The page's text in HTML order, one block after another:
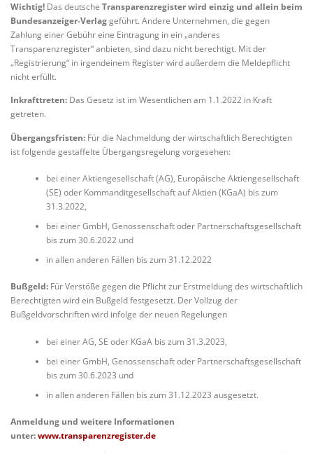
Wichtig! Das deutsche Transparenzregister wird einzig und allein beim
Bundesanzeiger-Verlaggeführt. Andere Unternehmen, die gegen
Zahlung einer Gebühr eine Eintragung in ein „anderes
Transparenzregister“ anbieten, sind dazu nicht berechtigt. Mit der
„Registrierung“ in irgendeinem Register wird außerdem die Meldepflicht
nicht erfüllt.
Inkrafttreten: Das Gesetz ist im Wesentlichen am 1.1.2022 in Kraft
getreten.
Übergangsfristen: Für die Nachmeldung der wirtschaftlich Berechtigten
ist folgende gestaffelte Übergangsregelung vorgesehen:
bei einer Aktiengesellschaft (AG), Europäische Aktiengesellschaft
(SE) oder Kommanditgesellschaft auf Aktien (KGaA) bis zum
31.3.2022,
bei einer GmbH, Genossenschaft oder Partnerschaftsgesellschaft
bis zum 30.6.2022 und
in allen anderen Fällen bis zum 31.12.2022
Bußgeld: Für Verstöße gegen die Pflicht zur Erstmeldung des wirtschaftlich
Berechtigten wird ein Bußgeld festgesetzt. Der Vollzug der
Bußgeldvorschriften wird infolge der neuen Regelungen
bei einer AG, SE oder KGaA bis zum 31.3.2023,
bei einer GmbH, Genossenschaft oder Partnerschaftsgesellschaft
bis zum 30.6.2023 und
in allen anderen Fällen bis zum 31.12.2023 ausgesetzt.
Anmeldung und weitere Informationen
unter:www.transparenzregister.de